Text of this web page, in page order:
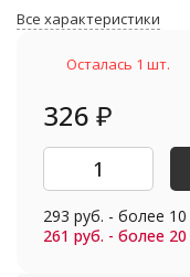
Все характеристики
Осталась 1 шт.
326 ₽
293 руб. - более
261 руб. - более